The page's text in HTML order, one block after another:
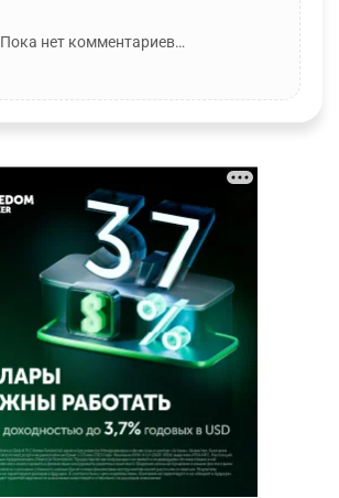
Пока нет комментариев…